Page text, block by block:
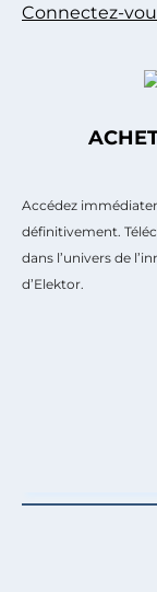
Connectez-
Accédez
définitivement.
dans l’univers de
d’Elektor.